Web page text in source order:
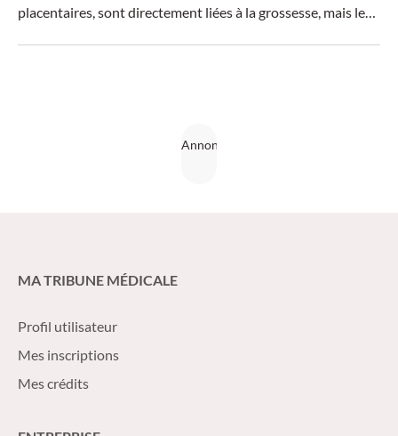
placentaires, sont directement liées à la grossesse, mais les
MA TRIBUNE MÉDICALE
Profil utilisateur
Mes inscriptions
Mes crédits